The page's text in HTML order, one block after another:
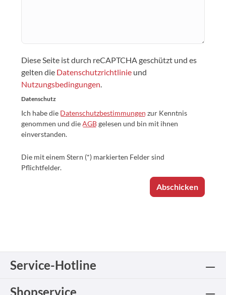
Diese Seite ist durch reCAPTCHA geschützt und es
gelten die Datenschutzrichtlinie und
Nutzungsbedingungen.
Datenschutz
Ich habe die Datenschutzbestimmungen zur Kenntnis
genommen und dieAGBgelesen und bin mit ihnen
einverstanden.
Die mit einem Stern (*) markierten Felder sind
Pflichtfelder.
Abschicken
Service-Hotline
Shopservice